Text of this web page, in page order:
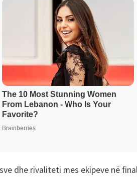
dhe rivaliteti mes ekipeve në